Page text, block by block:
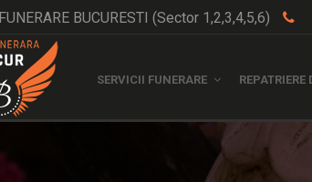
BUCURESTI (Sector 1,2,3,4,5,6)
SERVICII FUNERARE REPATRIERE